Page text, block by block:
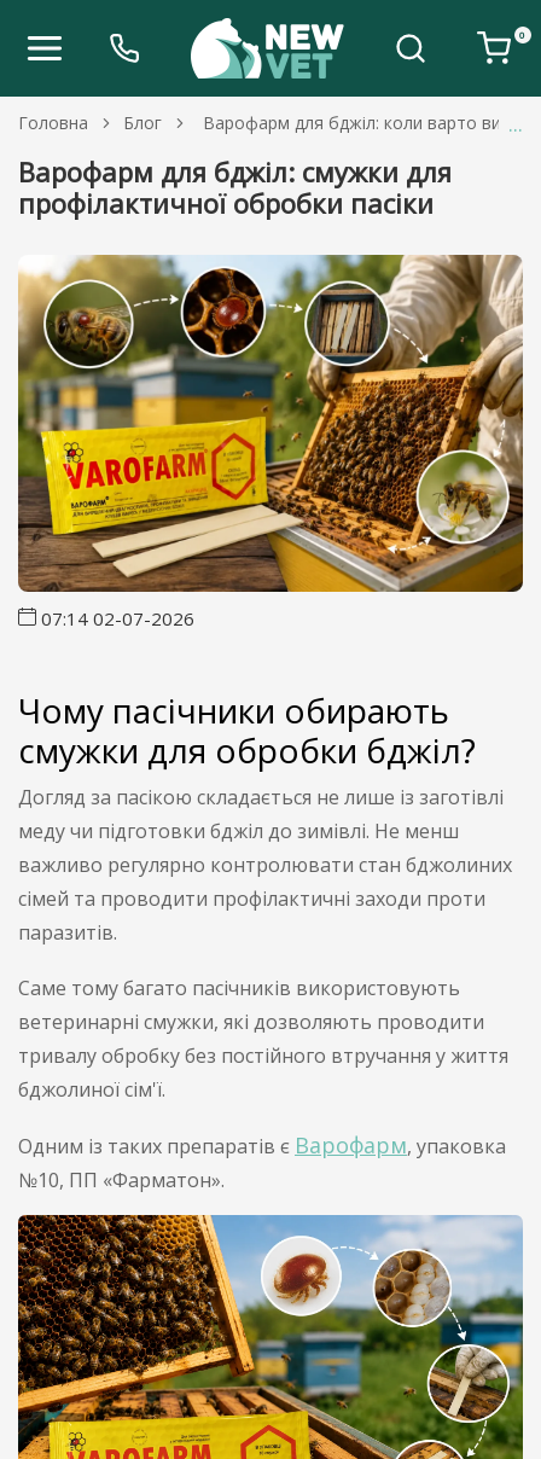
0
Головна Блог Варофарм для бджіл: коли варто
Варофарм для бджіл: смужки для
профілактичної обробки пасіки
07:14 02-07-2026
Чому пасічники обирають
смужки для обробки бджіл?
Догляд за пасікою складається не лише із заготівлі
меду чи підготовки бджіл до зимівлі. Не менш
важливо регулярно контролювати стан бджолиних
сімей та проводити профілактичні заходи проти
паразитів.
Саме тому багато пасічників використовують
ветеринарні смужки, які дозволяють проводити
тривалу обробку без постійного втручання у життя
бджолиної сім'ї.
Одним із таких препаратів є Варофарм, упаковка
№10, ПП «Фарматон».